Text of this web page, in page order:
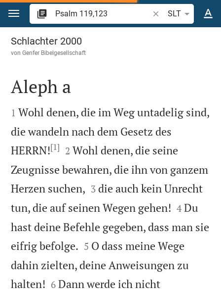
Zum Inhalt springen
Bibelstelle oder
SLT
Psalm 119
Schlachter 2000
vonGenfer Bibelgesellschaft

Aleph a

1 Wohl denen, die im Weg untadelig sind,
die wandeln nach dem Gesetz des
HERRN![1] 

2 Wohl denen, die seine
Zeugnisse bewahren, die ihn von ganzem
Herzen suchen, 

3 die auch kein Unrecht
tun, die auf seinen Wegen gehen! 

4 Du
hast deine Befehle gegeben, dass man sie
eifrig befolge. 

5 O dass meine Wege
dahin zielten, deine Anweisungen zu
halten! 

6 Dann werde ich nicht